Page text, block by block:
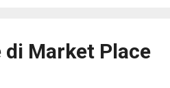
di Market Place